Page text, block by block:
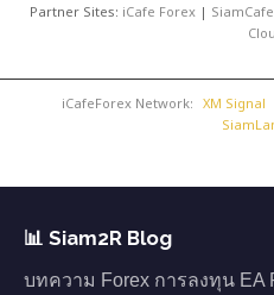
Partner Sites: iCafe Forex| SiamCafe
iCafeForex Network: XM Signal
📊 Siam2R Blog
บทความ Forex การลงทุน EA